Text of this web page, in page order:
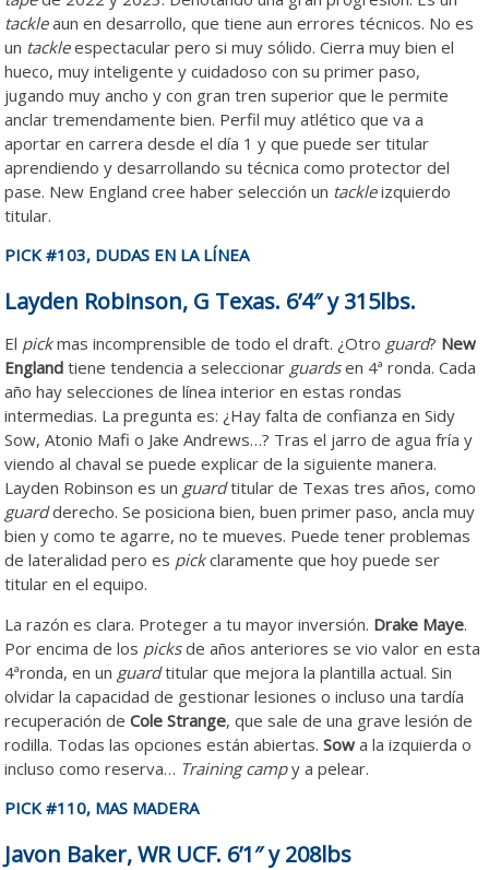
tackleaun en desarrollo, que tiene aun errores técnicos. No es
un tackleespectacular pero si muy sólido. Cierra muy bien el
hueco, muy inteligente y cuidadoso con su primer paso,
jugando muy ancho y con gran tren superior que le permite
anclar tremendamente bien. Perfil muy atlético que va a
aportar en carrera desde el día 1 y que puede ser titular
aprendiendo y desarrollando su técnica como protector del
pase. New England cree haber selección un tackleizquierdo
titular.
PICK #103, DUDAS EN LA LÍNEA
Layden Robinson, G Texas. 6’4″ y 315lbs.
El pickmas incomprensible de todo el draft. ¿Otro guard? New
England tiene tendencia a seleccionar guardsen 4ª ronda. Cada
año hay selecciones de línea interior en estas rondas
intermedias. La pregunta es: ¿Hay falta de confianza en Sidy
Sow, Atonio Mafi o Jake Andrews…? Tras el jarro de agua fría y
viendo al chaval se puede explicar de la siguiente manera.
Layden Robinson es un guardtitular de Texas tres años, como
guardderecho. Se posiciona bien, buen primer paso, ancla muy
bien y como te agarre, no te mueves. Puede tener problemas
de lateralidad pero es pickclaramente que hoy puede ser
titular en el equipo.
La razón es clara. Proteger a tu mayor inversión. Drake Maye.
Por encima de los picksde años anteriores se vio valor en esta
4ªronda, en un guardtitular que mejora la plantilla actual. Sin
olvidar la capacidad de gestionar lesiones o incluso una tardía
recuperación deCole Strange, que sale de una grave lesión de
rodilla. Todas las opciones están abiertas.Sow a la izquierda o
incluso como reserva… Training campy a pelear.
PICK #110, MAS MADERA
Javon Baker, WR UCF. 6’1″ y 208lbs